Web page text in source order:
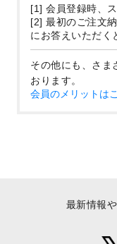
[1] 会員登録時、
[2] 最初のご注文
にお答えいただく
その他にも、さま
おります。
会員のメリットは
最新情報